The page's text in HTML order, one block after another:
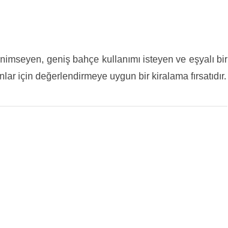
geniş bahçe kullanımı isteyen ve eşyalı bir
için değerlendirmeye uygun bir kiralama fırsatıdır.